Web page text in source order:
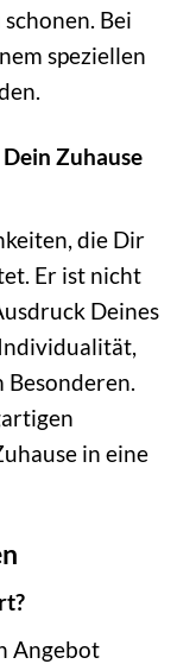
Bei
speziellen
Zuhause
die Dir
Er ist nicht
Deines
in eine
Angebot